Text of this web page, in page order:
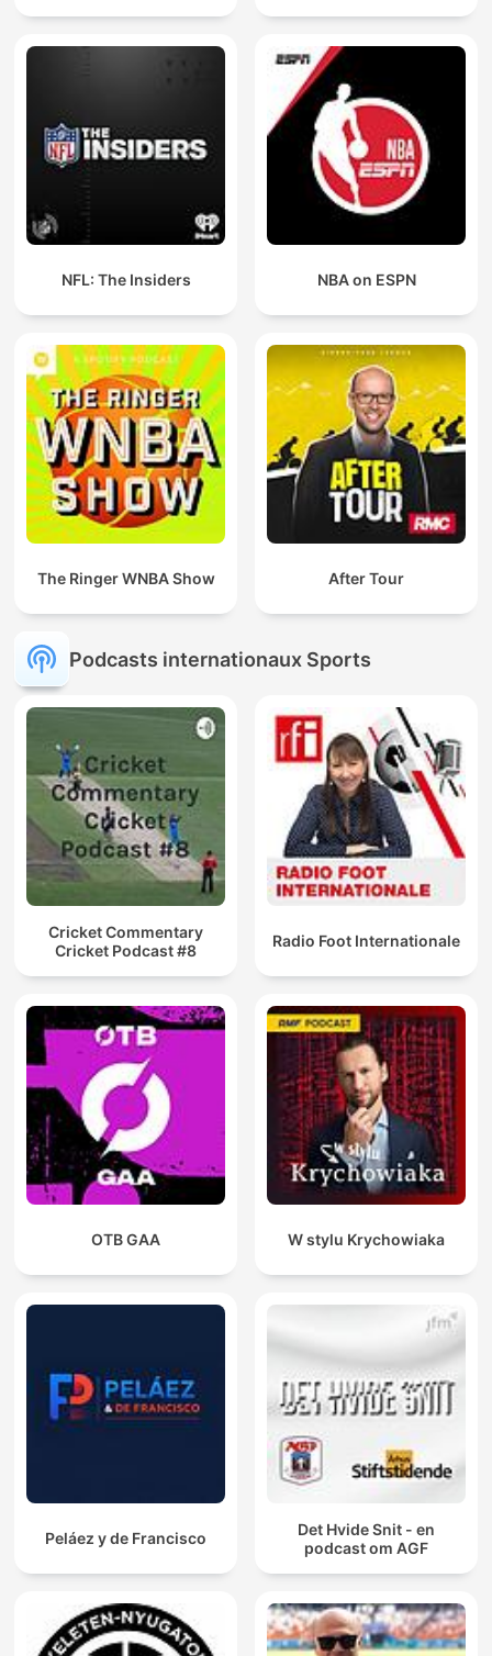
NFL: The Insiders NBA on ESPN
The Ringer WNBA Show After Tour
Podcasts internationaux Sports
Cricket Commentary
Cricket Podcast #8
Radio Foot Internationale
OTB GAA W stylu Krychowiaka
Peláez y de Francisco
Det Hvide Snit - en
podcast om AGF